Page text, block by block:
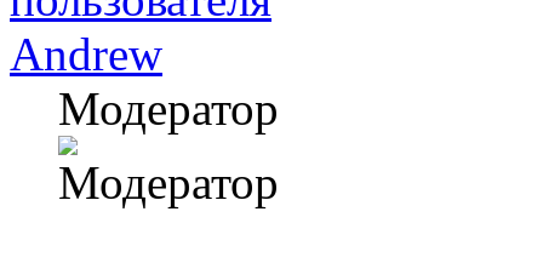
Andrew
Модератор